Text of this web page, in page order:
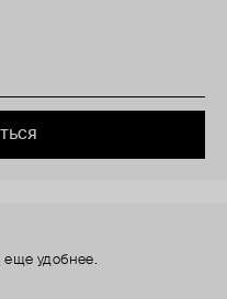
удобнее.